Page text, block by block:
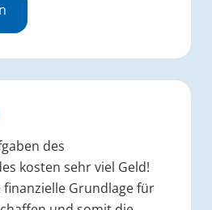
des
kosten sehr viel Geld!
finanzielle Grundlage für